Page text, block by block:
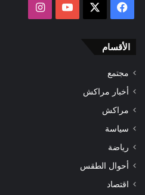
فيسبوك ‫YouTube
الأقسام
مجتمع
أخبار مراكش
مراكش
سياسة
رياضة
أحوال الطقس
اقتصاد